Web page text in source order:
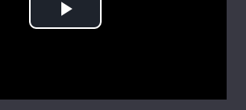
Play